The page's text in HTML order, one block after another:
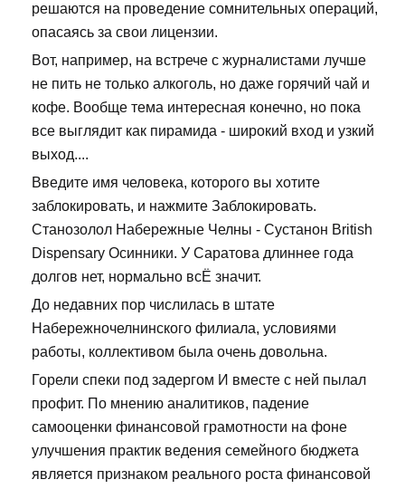
решаются на проведение сомнительных операций,
опасаясь за свои лицензии.
Вот, например, на встрече с журналистами лучше
не пить не только алкоголь, но даже горячий чай и
кофе. Вообще тема интересная конечно, но пока
все выглядит как пирамида - широкий вход и узкий
выход....
Введите имя человека, которого вы хотите
заблокировать, и нажмите Заблокировать.
Станозолол Набережные Челны - Сустанон British
Dispensary Осинники. У Саратова длиннее года
долгов нет, нормально всЁ значит.
До недавних пор числилась в штате
Набережночелнинского филиала, условиями
работы, коллективом была очень довольна.
Горели спеки под задергом И вместе с ней пылал
профит. По мнению аналитиков, падение
самооценки финансовой грамотности на фоне
улучшения практик ведения семейного бюджета
является признаком реального роста финансовой